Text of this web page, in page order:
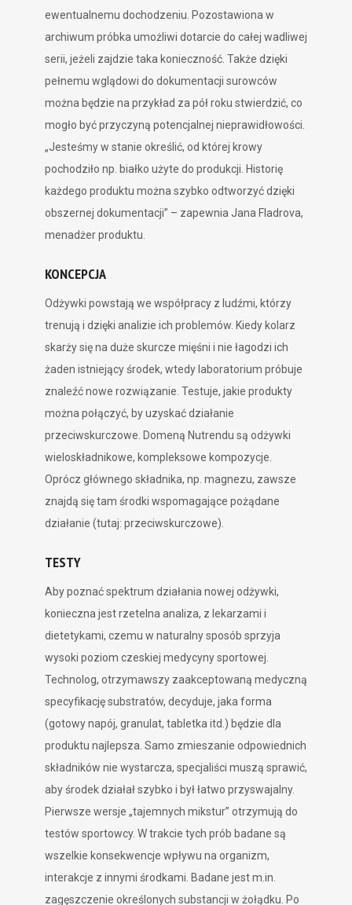
ewentualnemu dochodzeniu. Pozostawiona w
archiwum próbka umożliwi dotarcie do całej wadliwej
serii, jeżeli zajdzie taka konieczność. Także dzięki
pełnemu wglądowi do dokumentacji surowców
można będzie na przykład za pół roku stwierdzić, co
mogło być przyczyną potencjalnej nieprawidłowości.
„Jesteśmy w stanie określić, od której krowy
pochodziło np. białko użyte do produkcji. Historię
każdego produktu można szybko odtworzyć dzięki
obszernej dokumentacji” – zapewnia Jana Fladrova,
menadżer produktu.
KONCEPCJA
Odżywki powstają we współpracy z ludźmi, którzy
trenują i dzięki analizie ich problemów. Kiedy kolarz
skarży się na duże skurcze mięśni i nie łagodzi ich
żaden istniejący środek, wtedy laboratorium próbuje
znaleźć nowe rozwiązanie. Testuje, jakie produkty
można połączyć, by uzyskać działanie
przeciwskurczowe. Domeną Nutrendu są odżywki
wieloskładnikowe, kompleksowe kompozycje.
Oprócz głównego składnika, np. magnezu, zawsze
znajdą się tam środki wspomagające pożądane
działanie (tutaj: przeciwskurczowe).
TESTY
Aby poznać spektrum działania nowej odżywki,
konieczna jest rzetelna analiza, z lekarzami i
dietetykami, czemu w naturalny sposób sprzyja
wysoki poziom czeskiej medycyny sportowej.
Technolog, otrzymawszy zaakceptowaną medyczną
specyfikację substratów, decyduje, jaka forma
(gotowy napój, granulat, tabletka itd.) będzie dla
produktu najlepsza. Samo zmieszanie odpowiednich
składników nie wystarcza, specjaliści muszą sprawić,
aby środek działał szybko i był łatwo przyswajalny.
Pierwsze wersje „tajemnych mikstur” otrzymują do
testów sportowcy. W trakcie tych prób badane są
wszelkie konsekwencje wpływu na organizm,
interakcje z innymi środkami. Badane jest m.in.
zagęszczenie określonych substancji w żołądku. Po